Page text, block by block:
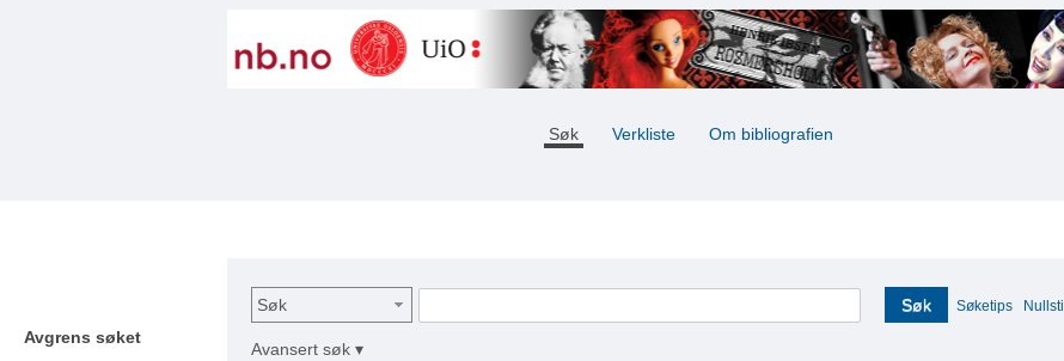
Søk Verkliste Om bibliografien
Avgrens søket
Søk Søk Søketips Nullstill
Avansert søk ▾